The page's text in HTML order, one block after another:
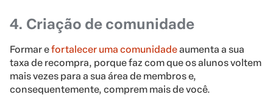
4. Criação de comunidade
Formar efortalecer uma comunidadeaumenta a sua
taxa de recompra, porque faz com que os alunos voltem
mais vezes para a sua área de membros e,
consequentemente, comprem mais de você.